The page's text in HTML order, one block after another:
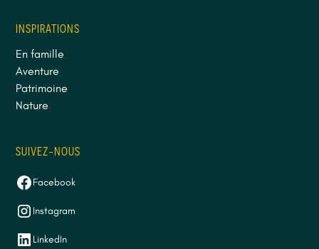
INSPIRATIONS
En famille
Aventure
Patrimoine
Nature
SUIVEZ-NOUS
Facebook
Instagram
LinkedIn